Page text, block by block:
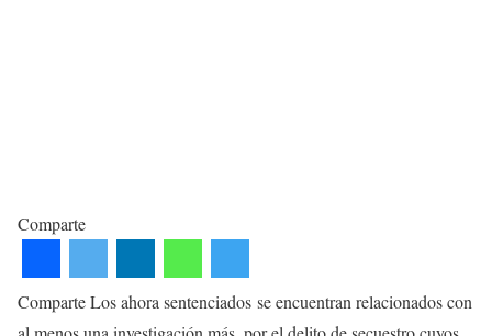
Comparte
Comparte Los ahora sentenciados se encuentran relacionados con